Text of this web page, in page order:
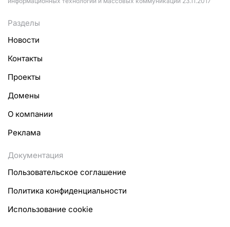
Разделы
Новости
Контакты
Проекты
Домены
О компании
Реклама
Документация
Пользовательское соглашение
Политика конфиденциальности
Использование cookie